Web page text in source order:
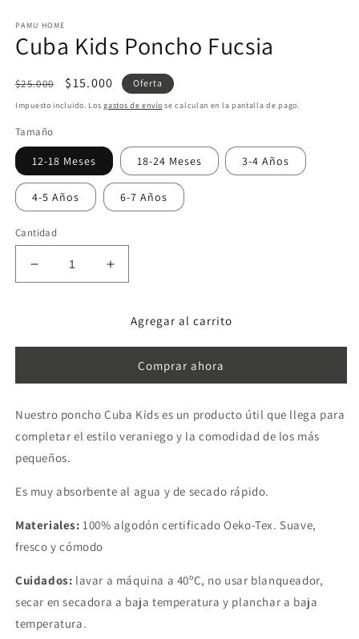
una
ventana
modal
PAMU HOME
Cuba Kids Poncho Fucsia
Precio
habitual
$25.000
Precio
de
$15.000 Oferta
Impuesto incluido. Losgastos de envío se calculan en la pantalla de pago.
Tamaño
12-18 Meses 18-24 Meses 3-4 Años
4-5 Años 6-7 Años
Cantidad
Reducir
cantidad
Aumentar
cantidad
Cuba
Fucsia
Agregar al carrito
Comprar ahora
Nuestro poncho Cuba Kids es un producto útil que llega para
completar el estilo veraniego y la comodidad de los más
pequeños.
Es muy absorbente al agua y de secado rápido.
Materiales: 100% algodón certificado Oeko-Tex. Suave,
fresco y cómodo
Cuidados: lavar a máquina a 40ºC, no usar blanqueador,
secar en secadora a baja temperatura y planchar a baja
temperatura.